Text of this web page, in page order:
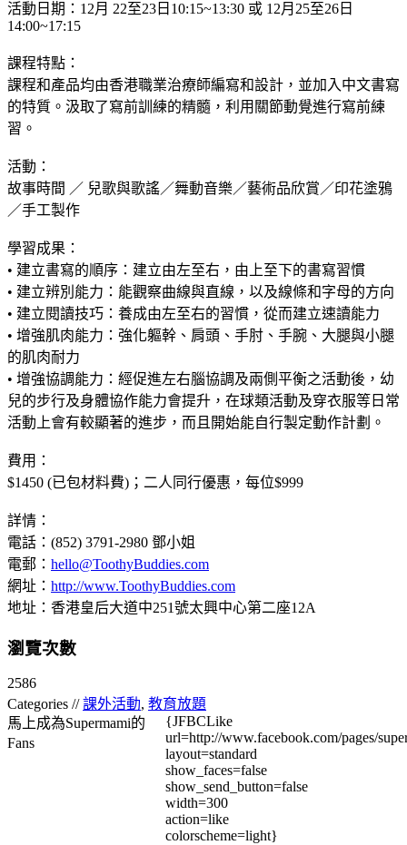
活動日期：12月 22至23日10:15~13:30 或 12月25至26日
14:00~17:15
課程特點：
課程和產品均由香港職業治療師編寫和設計，並加入中文書寫
的特質。汲取了寫前訓練的精髓，利用關節動覺進行寫前練
習。
活動：
故事時間 ／ 兒歌與歌謠／舞動音樂／藝術品欣賞／印花塗鴉
／手工製作
學習成果：
• 建立書寫的順序：建立由左至右，由上至下的書寫習慣
• 建立辨別能力：能觀察曲線與直線，以及線條和字母的方向
• 建立閱讀技巧：養成由左至右的習慣，從而建立速讀能力
• 增強肌肉能力：強化軀幹、肩頭、手肘、手腕、大腿與小腿
的肌肉耐力
• 增強協調能力：經促進左右腦協調及兩側平衡之活動後，幼
兒的步行及身體協作能力會提升，在球類活動及穿衣服等日常
活動上會有較顯著的進步，而且開始能自行製定動作計劃。
費用：
$1450 (已包材料費)；二人同行優惠，每位$999
詳情：
電話：(852) 3791-2980 鄧小姐
電郵： hello@ToothyBuddies.com
網址： http://www.ToothyBuddies.com
地址：香港皇后大道中251號太興中心第二座12A
瀏覽次數
2586
Categories //課外活動, 教育放題
馬上成為Supermami的
Fans
{JFBCLike
url=http://www.facebook.com/pages/
layout=standard
show_faces=false
show_send_button=false
width=300
action=like
colorscheme=light}